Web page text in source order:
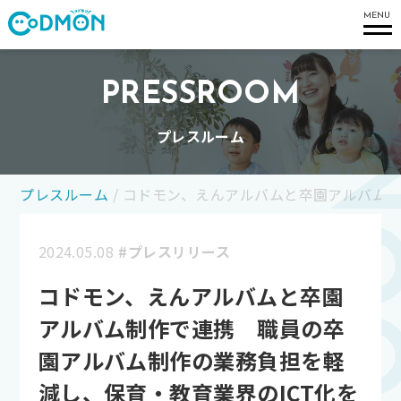
MENU
PRESSROOM
プレスルーム
プレスルーム / コドモン、えんアルバムと卒園アルバ
2024.05.08 #プレスリリース
コドモン、えんアルバムと卒園
アルバム制作で連携 職員の卒
園アルバム制作の業務負担を軽
減し、保育・教育業界のICT化を